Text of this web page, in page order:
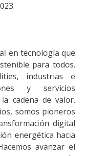
en tecnología que
para todos.
industrias e
y servicios
cadena de valor.
somos pioneros
digital
energética hacia
avanzar el